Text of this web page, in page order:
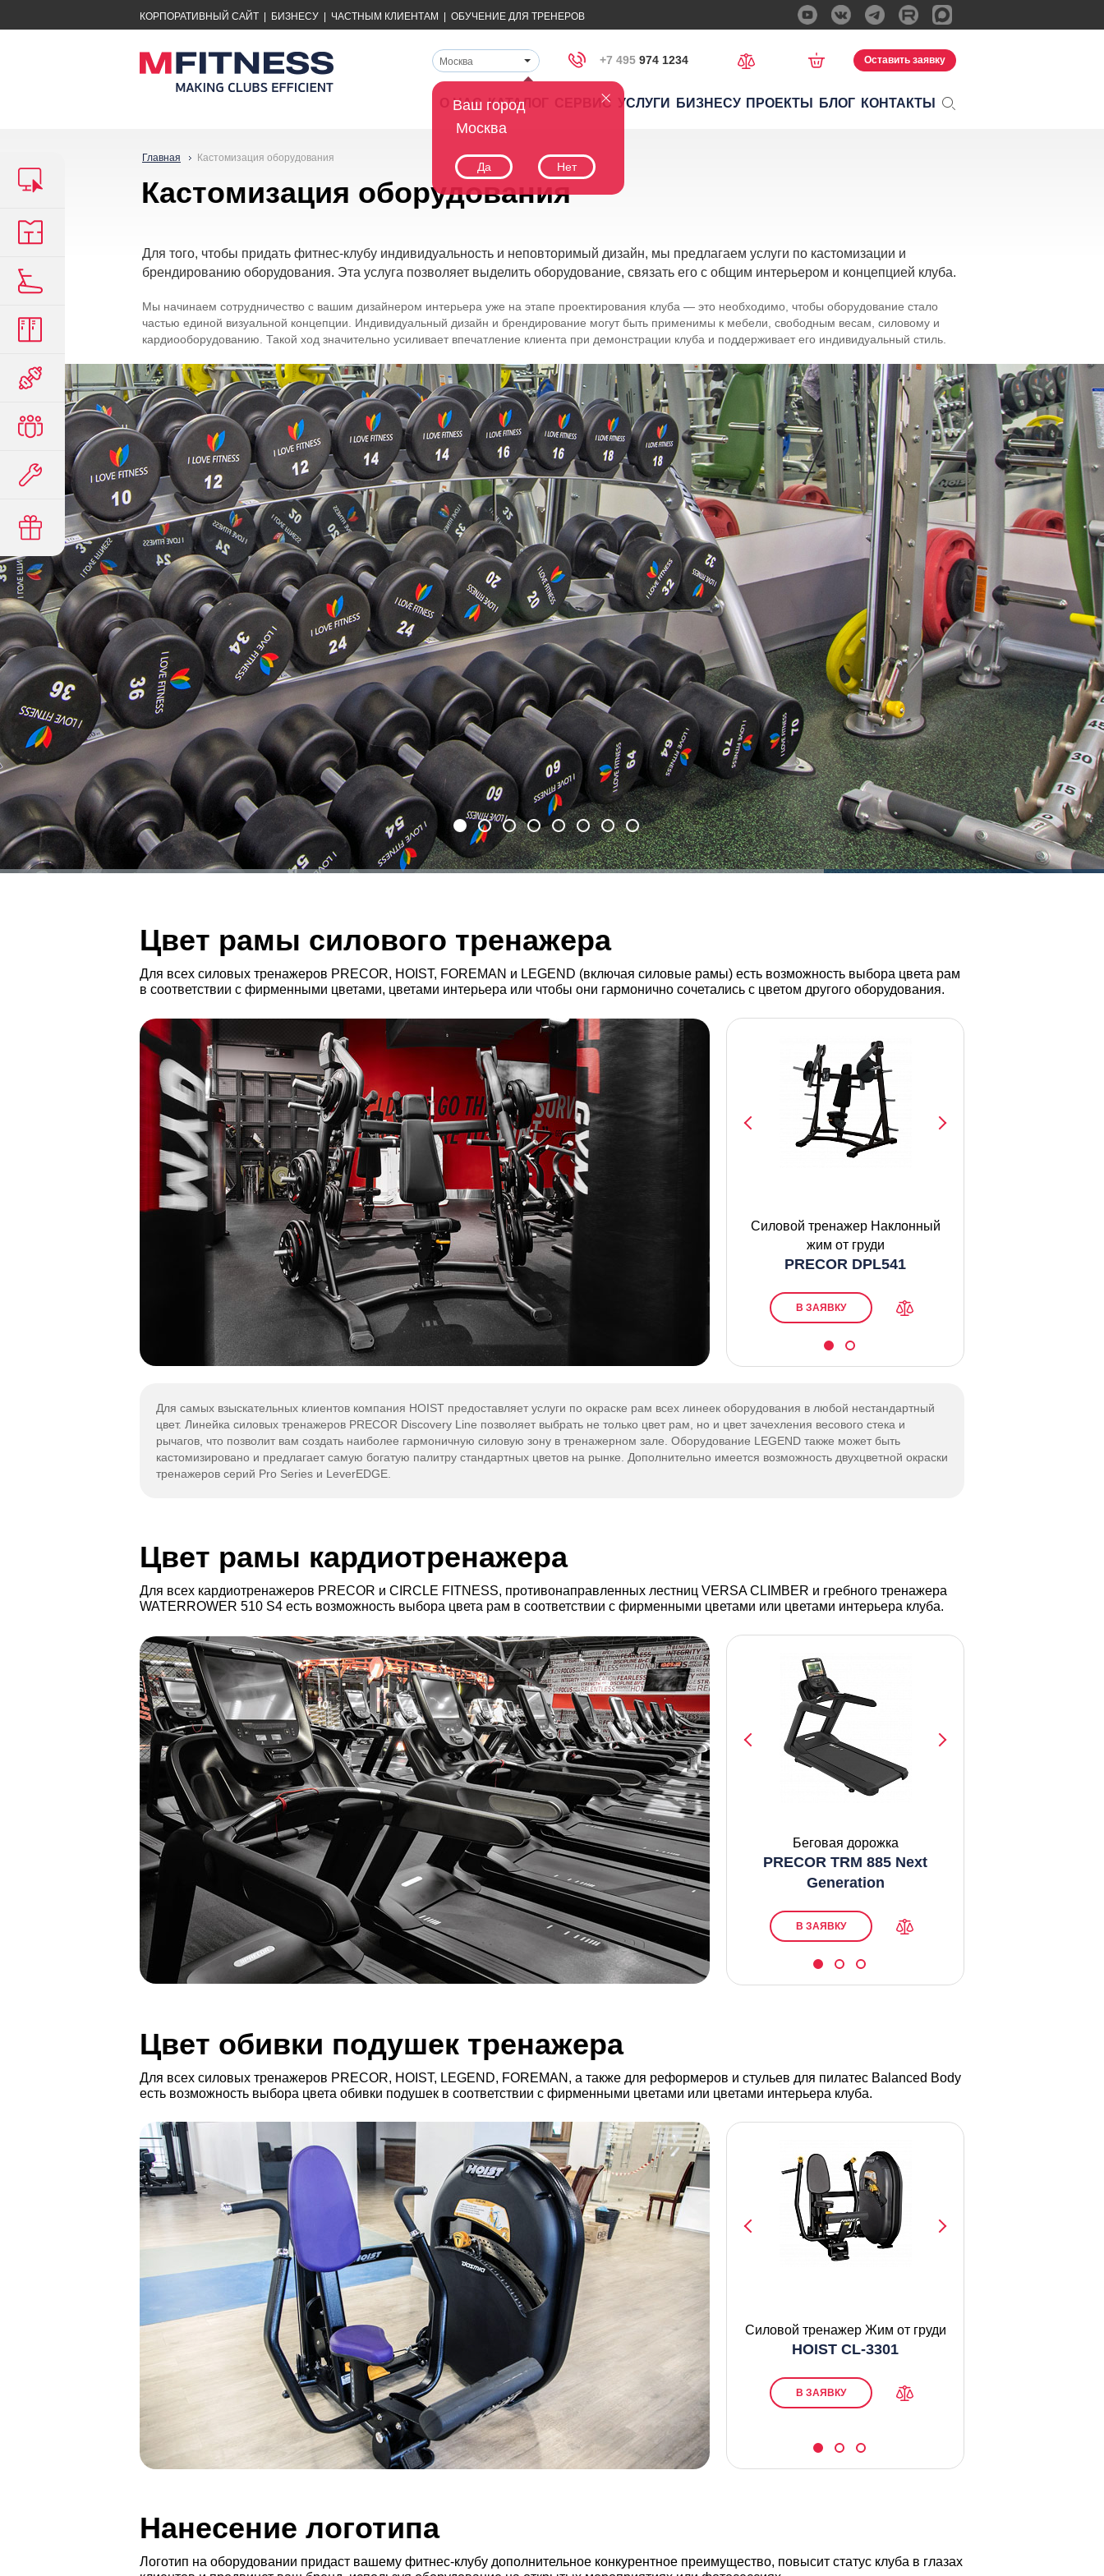
КОРПОРАТИВНЫЙ САЙТ БИЗНЕСУ ЧАСТНЫМ КЛИЕНТАМ ОБУЧЕНИЕ ДЛЯ ТРЕНЕРОВ
Ваш город
Москва
Да Нет
Москва +7 495 974 1234 Оставить заявку
О НАС КАТАЛОГ СЕРВИС УСЛУГИ БИЗНЕСУ ПРОЕКТЫ БЛОГ КОНТАКТЫ
Главная Кастомизация оборудования
Кастомизация оборудования
Для того, чтобы придать фитнес-клубу индивидуальность и неповторимый дизайн, мы предлагаем услуги по кастомизации и
брендированию оборудования. Эта услуга позволяет выделить оборудование, связать его с общим интерьером и концепцией клуба.
Мы начинаем сотрудничество с вашим дизайнером интерьера уже на этапе проектирования клуба — это необходимо, чтобы оборудование стало
частью единой визуальной концепции. Индивидуальный дизайн и брендирование могут быть применимы к мебели, свободным весам, силовому и
кардиооборудованию. Такой ход значительно усиливает впечатление клиента при демонстрации клуба и поддерживает его индивидуальный стиль.
Цвет рамы силового тренажера
Для всех силовых тренажеров PRECOR, HOIST, FOREMAN и LEGEND (включая силовые рамы) есть возможность выбора цвета рам
в соответствии с фирменными цветами, цветами интерьера или чтобы они гармонично сочетались с цветом другого оборудования.
Силовой тренажер Отжимание
на брусьях
HOIST RS-2101
Силовой тренажер Наклонный
жим от груди
PRECOR DPL541
В ЗАЯВКУ
Для самых взыскательных клиентов компания HOIST предоставляет услуги по окраске рам всех линеек оборудования в любой нестандартный
цвет. Линейка силовых тренажеров PRECOR Discovery Line позволяет выбрать не только цвет рам, но и цвет зачехления весового стека и
рычагов, что позволит вам создать наиболее гармоничную силовую зону в тренажерном зале. Оборудование LEGEND также может быть
кастомизировано и предлагает самую богатую палитру стандартных цветов на рынке. Дополнительно имеется возможность двухцветной окраски
тренажеров серий Pro Series и LeverEDGE.
Цвет рамы кардиотренажера
Для всех кардиотренажеров PRECOR и CIRCLE FITNESS, противонаправленных лестниц VERSA CLIMBER и гребного тренажера
WATERROWER 510 S4 есть возможность выбора цвета рам в соответствии с фирменными цветами или цветами интерьера клуба.
Гpeбнoй тpeнaжep с дисплеем
WaterRower M1 510 S4
В ЗАЯВКУ
Беговая дорожка
PRECOR TRM 885 Next
Generation
В ЗАЯВКУ
Цвет обивки подушек тренажера
Для всех силовых тренажеров PRECOR, HOIST, LEGEND, FOREMAN, а также для реформеров и стульев для пилатес Balanced Body
есть возможность выбора цвета обивки подушек в соответствии с фирменными цветами или цветами интерьера клуба.
Силовой тренажер Жим от плеч
HOIST CL-3501
В ЗАЯВКУ
Силовой тренажер Жим от груди
HOIST CL-3301
В ЗАЯВКУ
Нанесение логотипа
Логотип на оборудовании придаст вашему фитнес-клубу дополнительное конкурентное преимущество, повысит статус клуба в глазах